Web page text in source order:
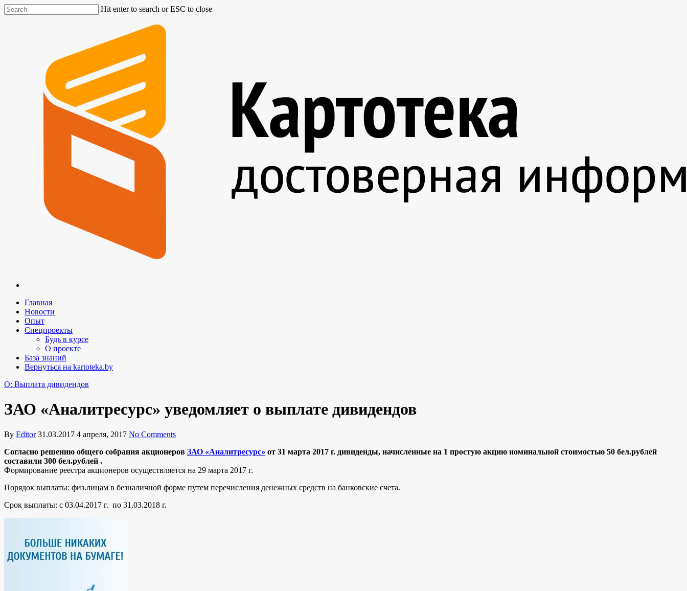
Hit enter to search or ESC to close
Главная
Новости
Опыт
Спецпроекты
Будь в курсе
О проекте
База знаний
Вернуться на kartoteka.by
O: Выплата дивидендов
ЗАО «Аналитресурс» уведомляет о выплате дивидендов
By Editor 31.03.2017 4 апреля, 2017 No Comments
Согласно решению общего собрания акционеров ЗАО «Аналитресурс» от 31 марта 2017 г. дивиденды, начисленные на 1 простую акцию номинальной стоимостью 50 бел.рублей
составили 300 бел.рублей .
Формирование реестра акционеров осуществляется на 29 марта 2017 г.
Порядок выплаты: физ.лицам в безналичной форме путем перечисления денежных средств на банковские счета.
Срок выплаты: с 03.04.2017 г. по 31.03.2018 г.